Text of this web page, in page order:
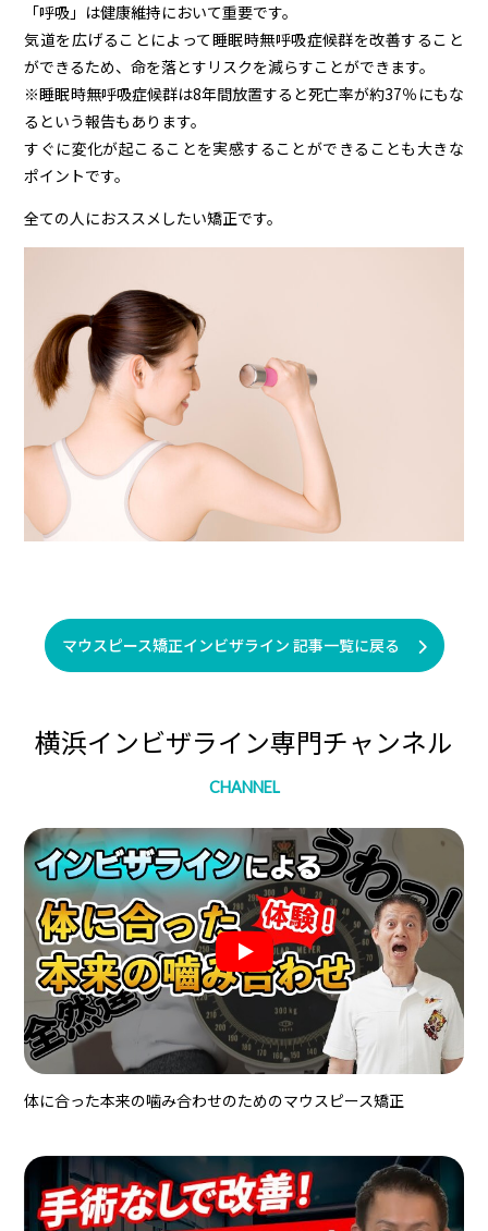
「呼吸」は健康維持において重要です。
気道を広げることによって睡眠時無呼吸症候群を改善すること
ができるため、命を落とすリスクを減らすことができます。
※睡眠時無呼吸症候群は8年間放置すると死亡率が約37％にもな
るという報告もあります。
すぐに変化が起こることを実感することができることも大きな
ポイントです。
全ての人におススメしたい矯正です。
マウスピース矯正インビザライン 記事一覧に戻る
横浜インビザライン専門チャンネル
CHANNEL
体に合った本来の噛み合わせのためのマウスピース矯正